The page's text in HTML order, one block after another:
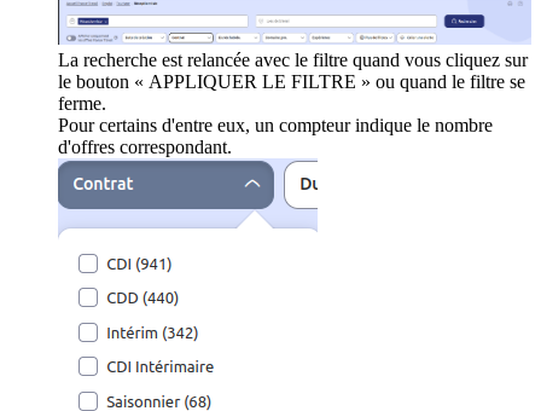
La recherche est relancée avec le filtre quand vous cliquez sur
le bouton « APPLIQUER LE FILTRE » ou quand le filtre se
ferme.
Pour certains d'entre eux, un compteur indique le nombre
d'offres correspondant.